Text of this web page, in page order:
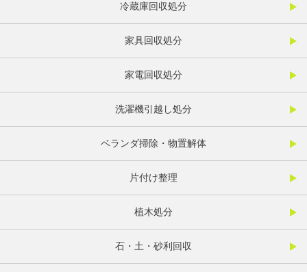
冷蔵庫回収処分
家具回収処分
家電回収処分
洗濯機引越し処分
ベランダ掃除・物置解体
片付け整理
植木処分
石・土・砂利回収